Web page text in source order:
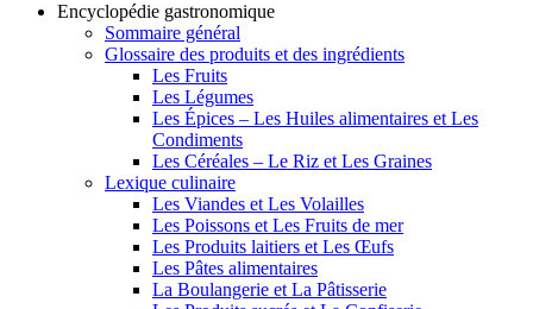
Encyclopédie gastronomique
Sommaire général
Glossaire des produits et des ingrédients
Les Fruits
Les Légumes
Les Épices – Les Huiles alimentaires et Les
Condiments
Les Céréales – Le Riz et Les Graines
Lexique culinaire
Les Viandes et Les Volailles
Les Poissons et Les Fruits de mer
Les Produits laitiers et Les Œufs
Les Pâtes alimentaires
La Boulangerie et La Pâtisserie